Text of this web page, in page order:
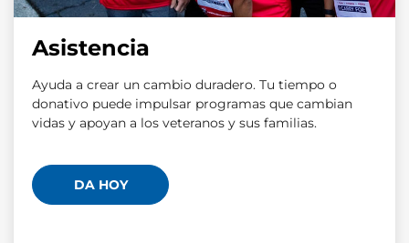
Asistencia
Ayuda a crear un cambio duradero. Tu tiempo o
donativo puede impulsar programas que cambian
vidas y apoyan a los veteranos y sus familias.
DA HOY